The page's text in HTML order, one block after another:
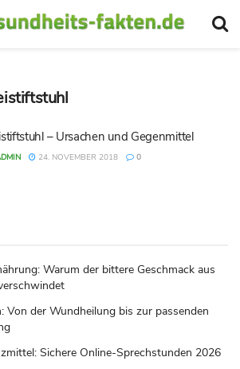
– Ursachen und Gegenmittel
24. NOVEMBER 2018 0
Warum der bittere Geschmack aus
Von der Wundheilung bis zur passenden
Sichere Online-Sprechstunden 2026